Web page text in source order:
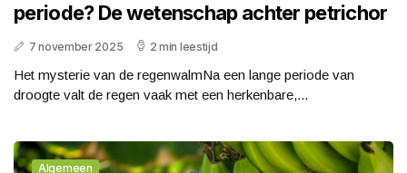
periode? De wetenschap achter petrichor
7 november 2025 2 min leestijd
Het mysterie van de regenwalmNa een lange periode van
droogte valt de regen vaak met een herkenbare,...
Algemeen